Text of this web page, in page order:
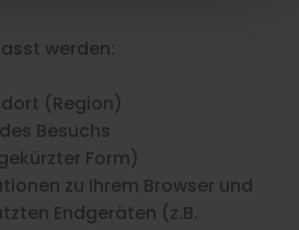
werden:
(Region)
Besuchs
Form)
zu Ihrem Browser und
Endgeräten (z.B.